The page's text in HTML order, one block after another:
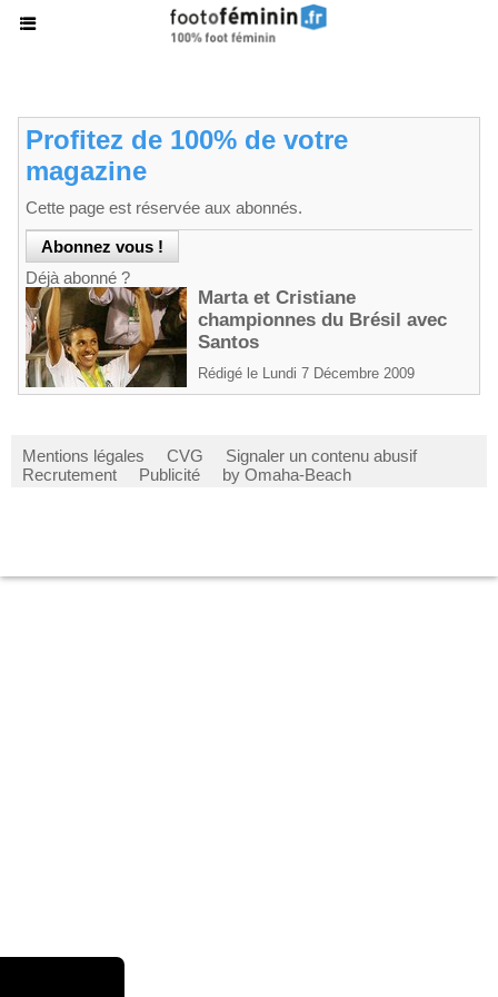
Profitez de 100% de votre
magazine
Cette page est réservée aux abonnés.
Déjà abonné ?
Marta et Cristiane
championnes du Brésil avec
Santos
Rédigé le Lundi 7 Décembre 2009
Mentions légales CVG
Signaler un contenu abusif
Recrutement
Publicité by Omaha-Beach